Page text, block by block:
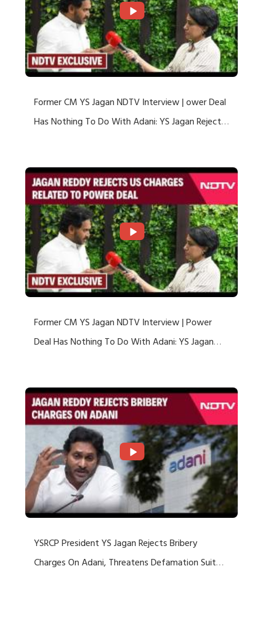
Former CM YS Jagan NDTV Interview | ower Deal
Has Nothing To Do With Adani: YS Jagan Rejects
Former CM YS Jagan NDTV Interview | Power
Deal Has Nothing To Do With Adani: YS Jagan
YSRCP President YS Jagan Rejects Bribery
Charges On Adani, Threatens Defamation Suit